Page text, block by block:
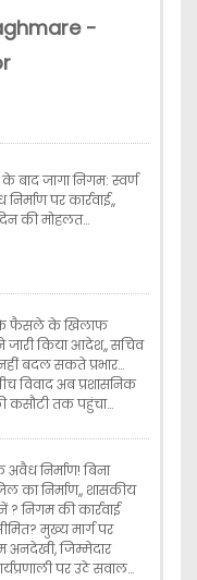
-
बाद जागा निगम: स्वर्ण
पर कार्रवाई,,
की मोहलत…
के फैसले के खिलाफ
किया आदेश,, सचिव
बदल सकते प्रभार…
विवाद अब प्रशासनिक
कसौटी तक पहुंचा…
निर्माण! बिना
का निर्माण,, शासकीय
निगम की कार्रवाई
मुख्य मार्ग पर
जिम्मेदार
पर उठे सवाल…